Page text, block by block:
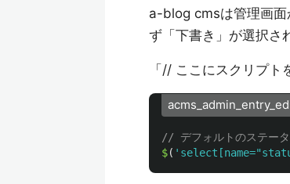
a-blog cmsは管理画面
ず「下書き」が選択さ
「// ここにスクリプト
// デフォルトのステータ
$( '